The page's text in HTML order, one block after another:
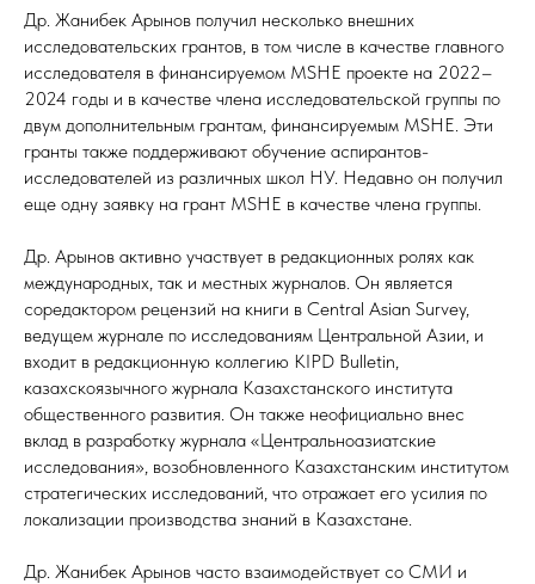
Др. Жанибек Арынов получил несколько внешних
исследовательских грантов, в том числе в качестве главного
исследователя в финансируемом MSHE проекте на 2022–
2024 годы и в качестве члена исследовательской группы по
двум дополнительным грантам, финансируемым MSHE. Эти
гранты также поддерживают обучение аспирантов-
исследователей из различных школ НУ. Недавно он получил
еще одну заявку на грант MSHE в качестве члена группы.
Др. Арынов активно участвует в редакционных ролях как
международных, так и местных журналов. Он является
соредактором рецензий на книги в Central Asian Survey,
ведущем журнале по исследованиям Центральной Азии, и
входит в редакционную коллегию KIPD Bulletin,
казахскоязычного журнала Казахстанского института
общественного развития. Он также неофициально внес
вклад в разработку журнала «Центральноазиатские
исследования», возобновленного Казахстанским институтом
стратегических исследований, что отражает его усилия по
локализации производства знаний в Казахстане.
Др. Жанибек Арынов часто взаимодействует со СМИ и